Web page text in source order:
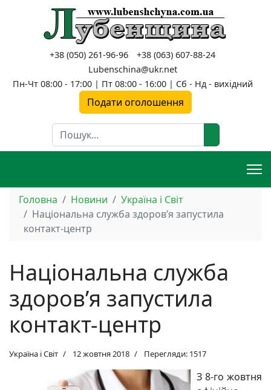
+38 (050) 261-96-96
+38 (063) 607-88-24
Lubenschina@ukr.net
Пн-Чт 08:00 - 17:00 | Пт 08:00 - 16:00 | Сб - Нд - вихідний
Подати оголошення
Пошук
Головна Новини
Україна і Світ
Національна служба здоров’я запустила
контакт-центр
Національна служба
здоров’я запустила
контакт-центр
Україна і Світ 12 жовтня 2018 Перегляди: 1517
З 8-го жовтня